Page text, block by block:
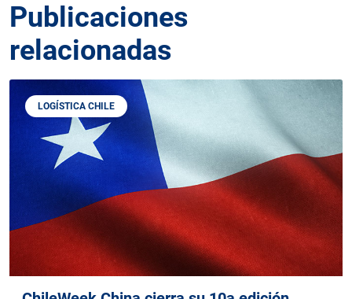
Publicaciones
relacionadas
LOGÍSTICA CHILE